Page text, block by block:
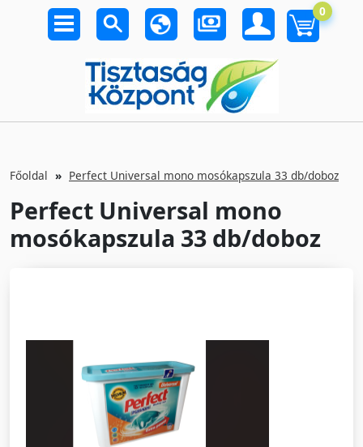
0
Főoldal Perfect Universal mono mosókapszula 33 db/doboz
Perfect Universal mono
mosókapszula 33 db/doboz